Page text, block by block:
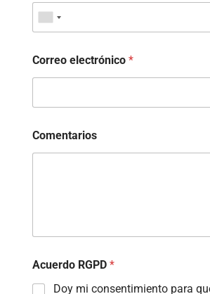
Correo electrónico *
Comentarios
Acuerdo RGPD *
Doy mi consentimiento para